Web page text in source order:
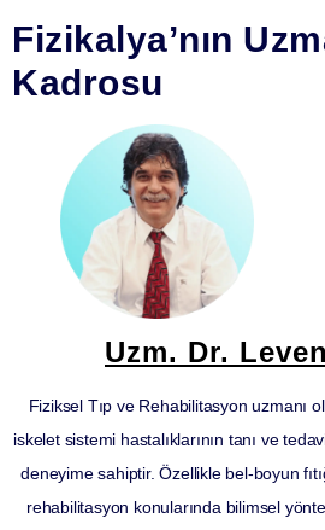
Fizikalya’nın
Kadrosu
Uzm. Dr.
Fiziksel Tıp ve Rehabilitasyon uzmanı
iskelet sistemi hastalıklarının tanı ve
deneyime sahiptir. Özellikle bel-boyun
rehabilitasyon konularında bilimsel